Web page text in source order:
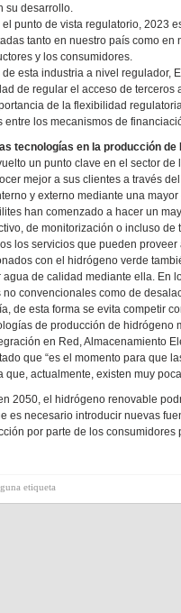
su desarrollo.
el punto de vista regulatorio, 2023
tanto en nuestro país como
y los consumidores.
de esta industria a nivel regulador,
de regular el acceso de
de la flexibilidad
entre los mecanismos de
tecnologías en la producción
un punto clave en el sector
mejor a sus clientes a través
y externo mediante una
han comenzado a hacer un
de monitorización o incluso
los servicios que pueden
con el hidrógeno verde
de calidad mediante ella. En
no convencionales como de
de esta forma se evita competir
de producción de hidrógeno
en Red, Almacenamiento
que “es el momento para que
que, actualmente, existen muy
2050, el hidrógeno renovable
es necesario introducir nuevas
por parte de los
etiqueta